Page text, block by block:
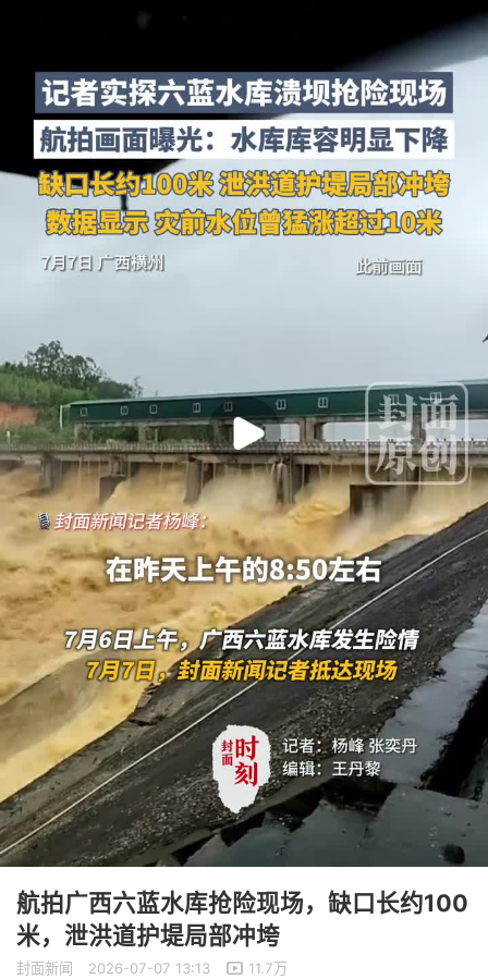
航拍广西六蓝水库抢险现场，缺口长约100
米，泄洪道护堤局部冲垮
封面新闻 2026-07-07 13:13 11.7万